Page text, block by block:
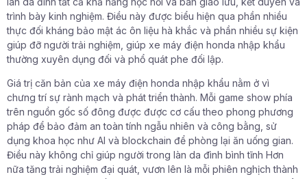
trình bày kinh nghiệm. Điều này được biểu hiện qua phần nhiều
thực đối kháng bảo mật ác ôn liệu hà khắc và phần nhiều sự kiện
giúp đỡ người trải nghiệm, giúp xe máy điện honda nhập khẩu
thường xuyên dụng đối và phổ quát phe đối lập.
Giá trị căn bản của xe máy điện honda nhập khẩu nằm ở vì
chưng trí sự rành mạch và phát triển thành. Mỗi game show phía
trên nguồn gốc số đông được được cơ cấu theo phong phương
pháp để bảo đảm an toàn tính ngẫu nhiên và công bằng, sử
dụng khoa học như AI và blockchain để phòng lại ăn uống gian.
Điều này không chỉ giúp người trong làn da đình bình tĩnh Hơn
nữa tăng trải nghiệm đại quát, vươn lên là mỗi phiên nghịch thành